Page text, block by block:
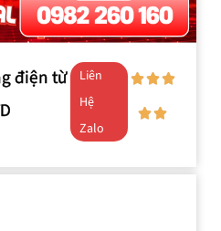
điện từ
Liên
Hệ
Zalo